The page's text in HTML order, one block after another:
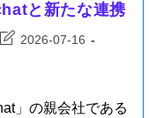
と新たな連携
2026-07-16
」の親会社である